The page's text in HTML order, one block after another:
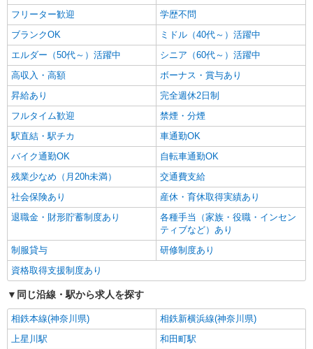
フリーター歓迎
学歴不問
ブランクOK
ミドル（40代～）活躍中
エルダー（50代～）活躍中
シニア（60代～）活躍中
高収入・高額
ボーナス・賞与あり
昇給あり
完全週休2日制
フルタイム歓迎
禁煙・分煙
駅直結・駅チカ
車通勤OK
バイク通勤OK
自転車通勤OK
残業少なめ（月20h未満）
交通費支給
社会保険あり
産休・育休取得実績あり
退職金・財形貯蓄制度あり
各種手当（家族・役職・インセン
ティブなど）あり
制服貸与
研修制度あり
資格取得支援制度あり
同じ沿線・駅から求人を探す
相鉄本線(神奈川県)
相鉄新横浜線(神奈川県)
上星川駅
和田町駅